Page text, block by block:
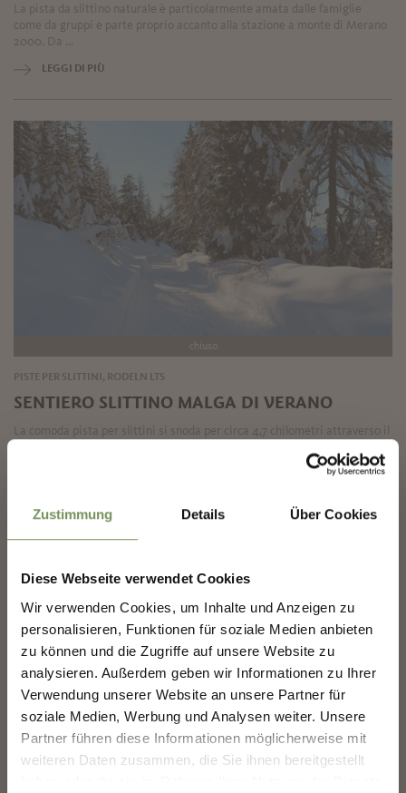
Zustimmung Details Über Cookies
Diese Webseite verwendet Cookies
Wir verwenden Cookies, um Inhalte und Anzeigen zu
personalisieren, Funktionen für soziale Medien anbieten
zu können und die Zugriffe auf unsere Website zu
analysieren. Außerdem geben wir Informationen zu Ihrer
Verwendung unserer Website an unsere Partner für
soziale Medien, Werbung und Analysen weiter. Unsere
Partner führen diese Informationen möglicherweise mit
weiteren Daten zusammen, die Sie ihnen bereitgestellt
La pista da slittino naturale è particolarmente amata dalle famiglie
come da gruppi e parte proprio accanto alla stazione a monte di Merano
2000. Da ...
LEGGI DI PIÙ
chiuso
PISTE PER SLITTINI, RODELN LTS
SENTIERO SLITTINO MALGA DI VERANO
La comoda pista per slittini si snoda per circa 4,7 chilometri attraverso il
✖
COSTRUIAMO INSIEME IL
FUTURO DI MERANO.
COSTRUIAMO INSIEME IL FUTURO DI
MERANO.
La tua opinione conta. Scansiona, condividi, fai la
differenza.